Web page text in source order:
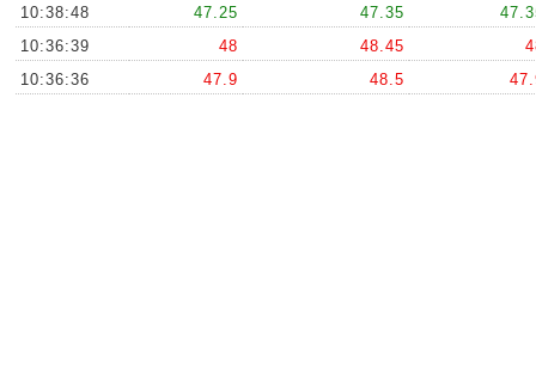
10:38:48
47.25 47.35
10:36:39
48 48.45
10:36:36
47.9 48.5